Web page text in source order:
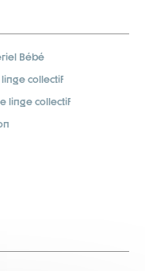
Bébé
linge collectif
linge collectif